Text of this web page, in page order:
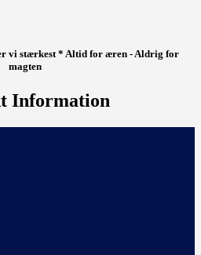
vi stærkest * Altid for æren - Aldrig for
magten
Information